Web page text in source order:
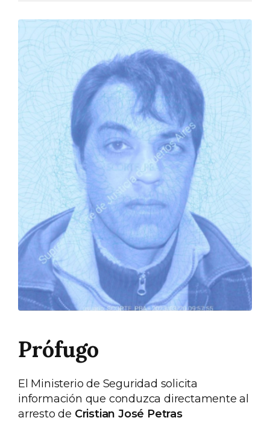
Prófugo
El Ministerio de Seguridad solicita
información que conduzca directamente al
arresto de Cristian José Petras